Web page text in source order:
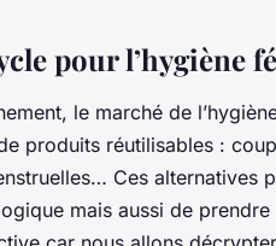
pour l’hygiène
le marché de
produits réutilisables :
Ces alternatives
mais aussi de